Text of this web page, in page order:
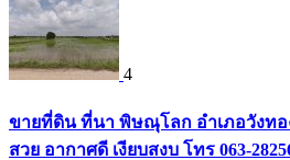
4
ขายที่ดิน ที่นา พิษณุโลก อำเภอวังทอ
สวย อากาศดี เงียบสงบ โทร 063-